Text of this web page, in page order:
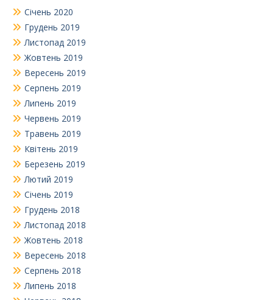
Січень 2020
Грудень 2019
Листопад 2019
Жовтень 2019
Вересень 2019
Серпень 2019
Липень 2019
Червень 2019
Травень 2019
Квітень 2019
Березень 2019
Лютий 2019
Січень 2019
Грудень 2018
Листопад 2018
Жовтень 2018
Вересень 2018
Серпень 2018
Липень 2018